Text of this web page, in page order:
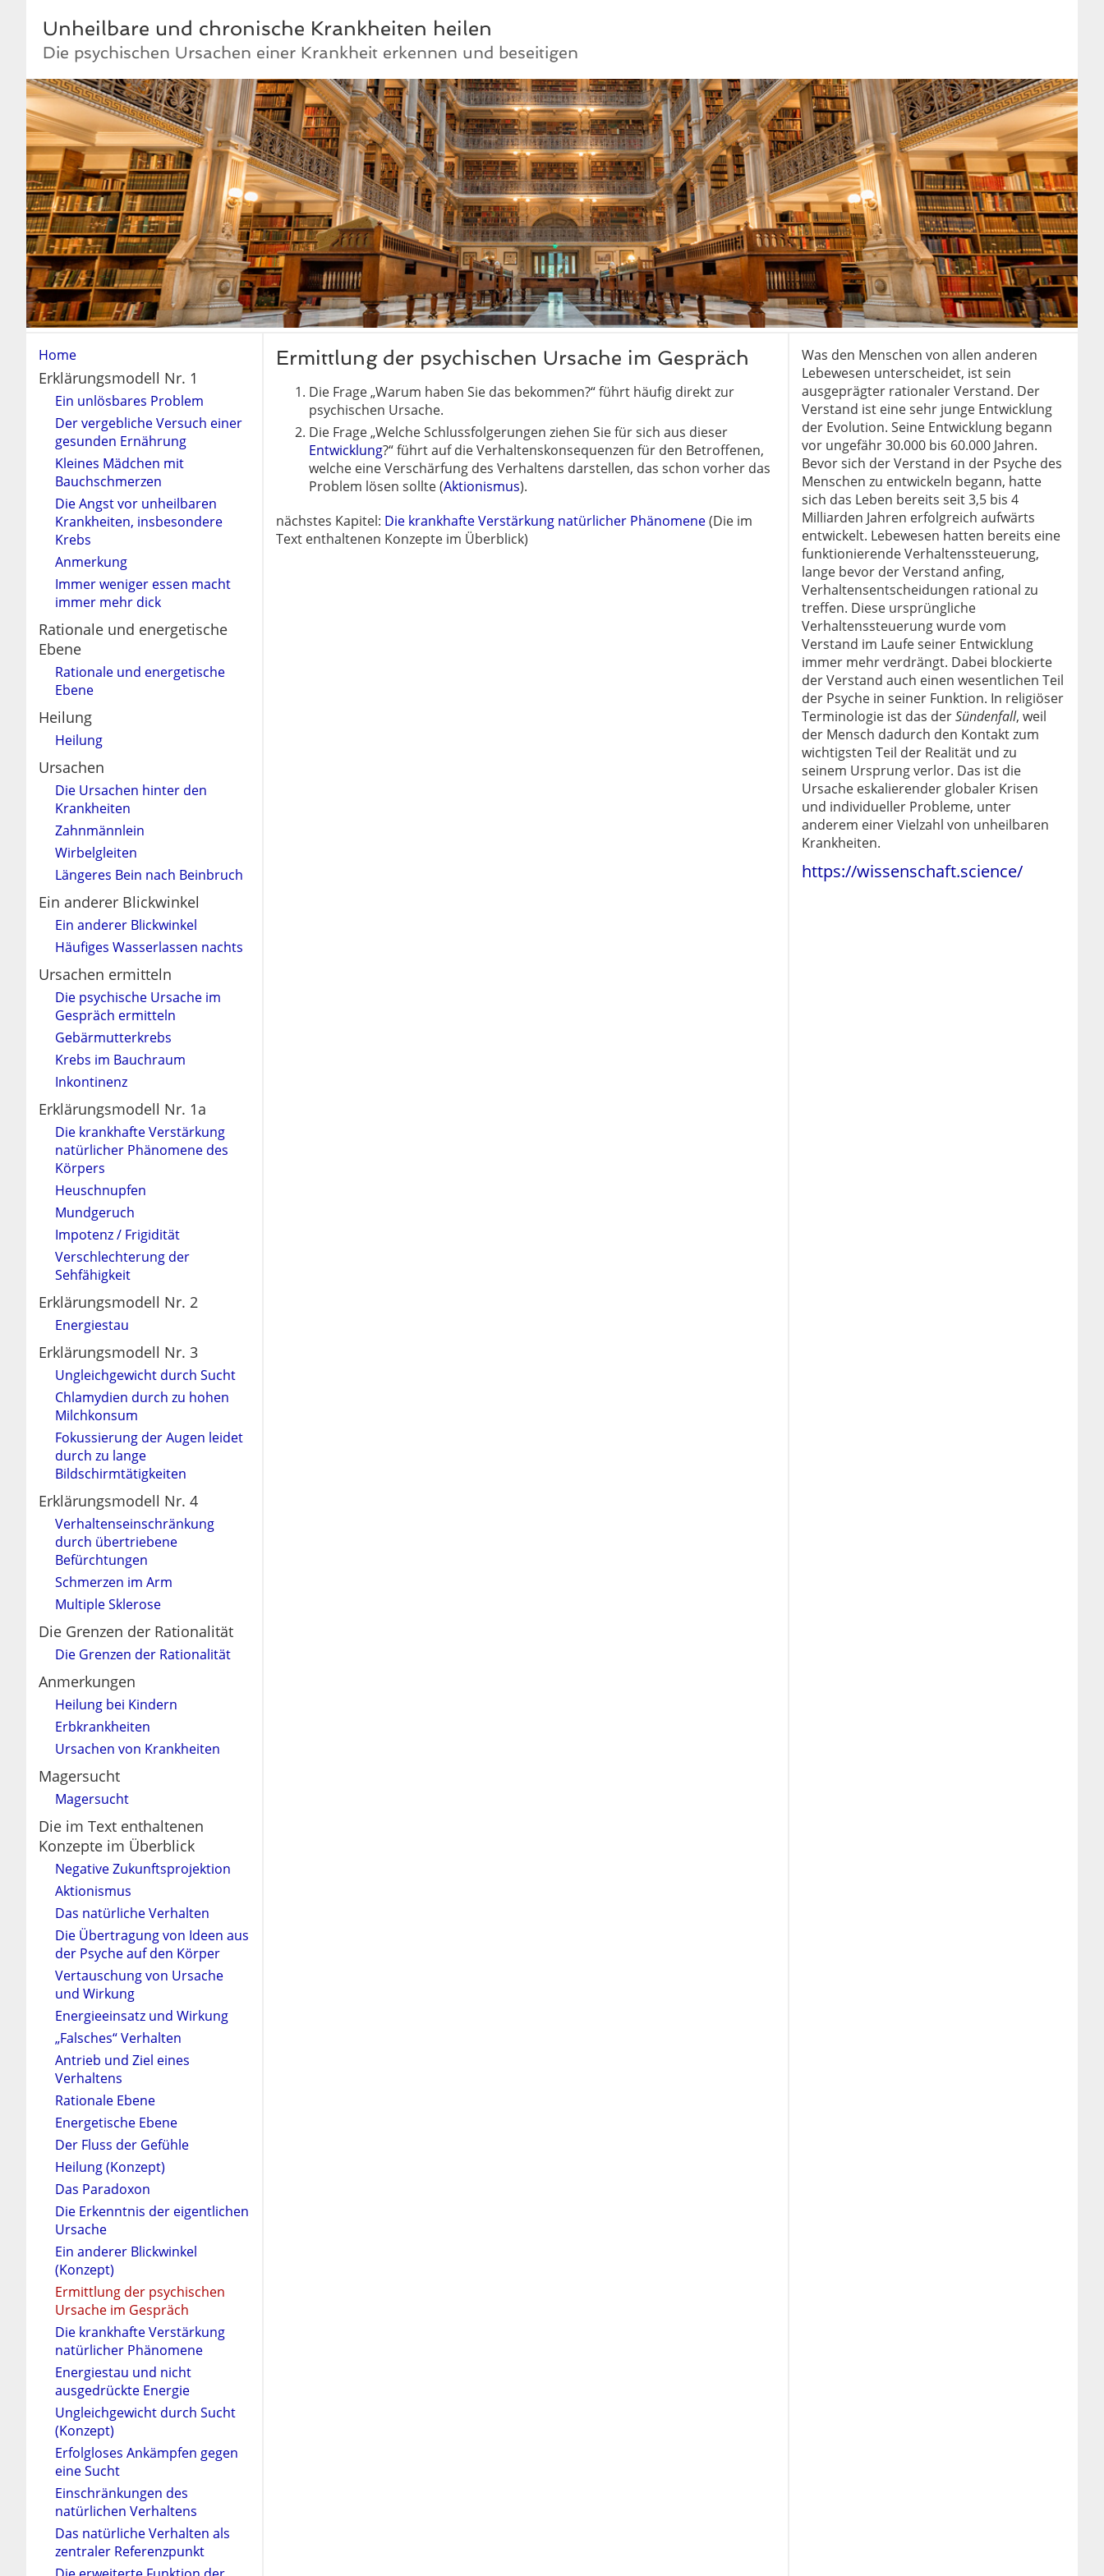
Unheilbare und chronische Krankheiten heilen
Die psychischen Ursachen einer Krankheit erkennen und beseitigen
Home
Erklärungsmodell Nr. 1
Ein unlösbares Problem
Der vergebliche Versuch einer
gesunden Ernährung
Kleines Mädchen mit
Bauchschmerzen
Die Angst vor unheilbaren
Krankheiten, insbesondere
Krebs
Anmerkung
Immer weniger essen macht
immer mehr dick
Rationale und energetische
Ebene
Rationale und energetische
Ebene
Heilung
Heilung
Ursachen
Die Ursachen hinter den
Krankheiten
Zahnmännlein
Wirbelgleiten
Längeres Bein nach Beinbruch
Ein anderer Blickwinkel
Ein anderer Blickwinkel
Häufiges Wasserlassen nachts
Ursachen ermitteln
Die psychische Ursache im
Gespräch ermitteln
Gebärmutterkrebs
Krebs im Bauchraum
Inkontinenz
Erklärungsmodell Nr. 1a
Die krankhafte Verstärkung
natürlicher Phänomene des
Körpers
Heuschnupfen
Mundgeruch
Impotenz / Frigidität
Verschlechterung der
Sehfähigkeit
Erklärungsmodell Nr. 2
Energiestau
Erklärungsmodell Nr. 3
Ungleichgewicht durch Sucht
Chlamydien durch zu hohen
Milchkonsum
Fokussierung der Augen leidet
durch zu lange
Bildschirmtätigkeiten
Erklärungsmodell Nr. 4
Verhaltenseinschränkung
durch übertriebene
Befürchtungen
Schmerzen im Arm
Multiple Sklerose
Die Grenzen der Rationalität
Die Grenzen der Rationalität
Anmerkungen
Heilung bei Kindern
Erbkrankheiten
Ursachen von Krankheiten
Magersucht
Magersucht
Die im Text enthaltenen
Konzepte im Überblick
Negative Zukunftsprojektion
Aktionismus
Das natürliche Verhalten
Die Übertragung von Ideen aus
der Psyche auf den Körper
Vertauschung von Ursache
und Wirkung
Energieeinsatz und Wirkung
„Falsches“ Verhalten
Antrieb und Ziel eines
Verhaltens
Rationale Ebene
Energetische Ebene
Der Fluss der Gefühle
Heilung (Konzept)
Das Paradoxon
Die Erkenntnis der eigentlichen
Ursache
Ein anderer Blickwinkel
(Konzept)
Ermittlung der psychischen
Ursache im Gespräch
Die krankhafte Verstärkung
natürlicher Phänomene
Energiestau und nicht
ausgedrückte Energie
Ungleichgewicht durch Sucht
(Konzept)
Erfolgloses Ankämpfen gegen
eine Sucht
Einschränkungen des
natürlichen Verhaltens
Das natürliche Verhalten als
zentraler Referenzpunkt
Ermittlung der psychischen Ursache im Gespräch
Die Frage „Warum haben Sie das bekommen?“ führt häufig direkt zur
psychischen Ursache.
Die Frage „Welche Schlussfolgerungen ziehen Sie für sich aus dieser
Entwicklung?“ führt auf die Verhaltenskonsequenzen für den Betroffenen,
welche eine Verschärfung des Verhaltens darstellen, das schon vorher das
Problem lösen sollte (Aktionismus).
nächstes Kapitel: Die krankhafte Verstärkung natürlicher Phänomene(Die im
Text enthaltenen Konzepte im Überblick)
Was den Menschen von allen anderen
Lebewesen unterscheidet, ist sein
ausgeprägter rationaler Verstand. Der
Verstand ist eine sehr junge Entwicklung
der Evolution. Seine Entwicklung begann
vor ungefähr 30.000 bis 60.000 Jahren.
Bevor sich der Verstand in der Psyche des
Menschen zu entwickeln begann, hatte
sich das Leben bereits seit 3,5 bis 4
Milliarden Jahren erfolgreich aufwärts
entwickelt. Lebewesen hatten bereits eine
funktionierende Verhaltenssteuerung,
lange bevor der Verstand anfing,
Verhaltensentscheidungen rational zu
treffen. Diese ursprüngliche
Verhaltenssteuerung wurde vom
Verstand im Laufe seiner Entwicklung
immer mehr verdrängt. Dabei blockierte
der Verstand auch einen wesentlichen Teil
der Psyche in seiner Funktion. In religiöser
Terminologie ist das derSündenfall, weil
der Mensch dadurch den Kontakt zum
wichtigsten Teil der Realität und zu
seinem Ursprung verlor. Das ist die
Ursache eskalierender globaler Krisen
und individueller Probleme, unter
anderem einer Vielzahl von unheilbaren
Krankheiten.
https://wissenschaft.science/